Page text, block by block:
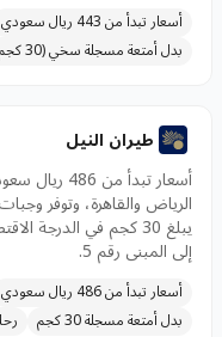
أسعار تبدأ من 443 ريال سعودي
بدل أمتعة مسجلة سخي (30 كجم)
طيران النيل
أسعار تبدأ
الرياض والقاهرة، وتوفر
يبلغ 30 كجم في
إلى المبنى رقم 5.
أسعار تبدأ من 486 ريال سعودي
بدل أمتعة مسجلة 30 كجم